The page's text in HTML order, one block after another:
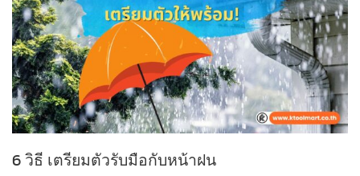
6 วิธี เตรียมตัวรับมือกับหน้าฝน